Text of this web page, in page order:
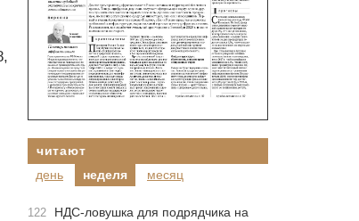
читают
день
неделя месяц
122
НДС-ловушка для подрядчика на